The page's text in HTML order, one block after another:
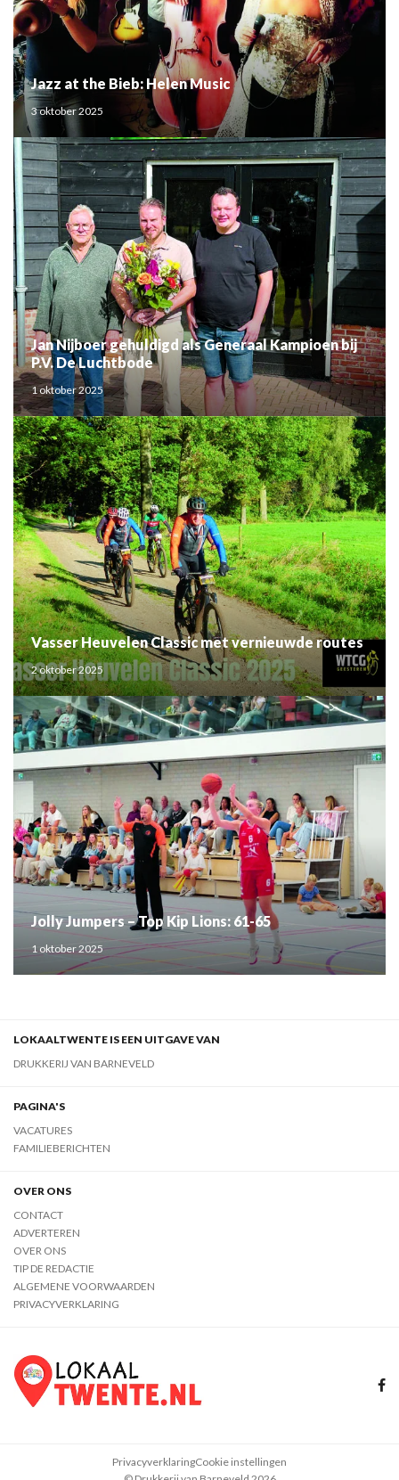
Jazz at the Bieb: Helen Music
3 oktober 2025
Jan Nijboer gehuldigd als Generaal Kampioen bij
P.V. De Luchtbode
1 oktober 2025
Vasser Heuvelen Classic met vernieuwde routes
2 oktober 2025
Jolly Jumpers – Top Kip Lions: 61-65
1 oktober 2025
LOKAALTWENTE IS EEN UITGAVE VAN
DRUKKERIJ VAN BARNEVELD
PAGINA'S
VACATURES
FAMILIEBERICHTEN
OVER ONS
CONTACT
ADVERTEREN
OVER ONS
TIP DE REDACTIE
ALGEMENE VOORWAARDEN
PRIVACYVERKLARING
PrivacyverklaringCookie instellingen